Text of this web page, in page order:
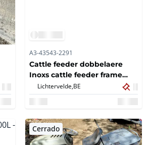
A3-43543-2291
Cattle feeder dobbelaere
Inoxs cattle feeder frame
(40x)
Lichtervelde, BE
Cerrado